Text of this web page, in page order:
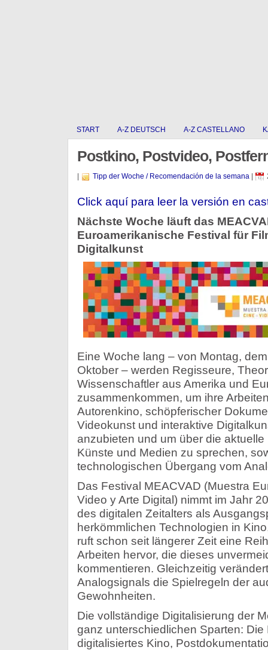
START A-Z DEUTSCH A-Z CASTELLANO
Postkino, Postvideo,
Tipp der Woche / Recomendación de la semana|
Click aquí para leer la versión en
Nächste Woche läuft das
Euroamerikanische Festival für
Digitalkunst
Eine Woche lang – von Montag,
Oktober – werden Regisseure,
Wissenschaftler aus Amerika und
zusammenkommen, um ihre
Autorenkino, schöpferischer
Videokunst und interaktive
anzubieten und um über die
Künste und Medien zu sprechen,
technologischen Übergang vom
Das Festival MEACVAD (Muestra
Video y Arte Digital) nimmt im Jahr
des digitalen Zeitalters als
herkömmlichen Technologien in
ruft schon seit längerer Zeit eine
Arbeiten hervor, die dieses
kommentieren. Gleichzeitig
Analogsignals die Spielregeln der
Gewohnheiten.
Die vollständige Digitalisierung der
ganz unterschiedlichen Sparten: Die
digitalisiertes Kino,